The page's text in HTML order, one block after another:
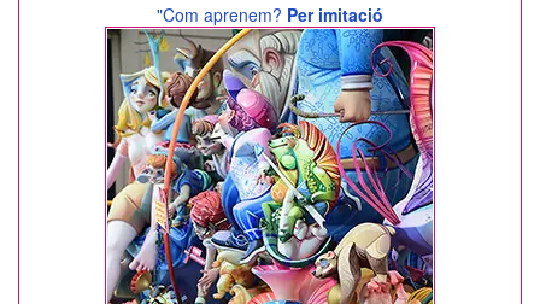
"Com aprenem? Per imitació